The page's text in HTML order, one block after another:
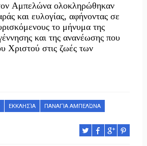
Αμπελώνα ολοκληρώθηκαν
και ευλογίας, αφήνοντας σε
το μήνυμα της
και της ανανέωσης που
Χριστού στις ζωές των
ΕΚΚΛΗΣΊΑ
ΠΑΝΑΓΊΑ ΑΜΠΕΛΏΝΑ